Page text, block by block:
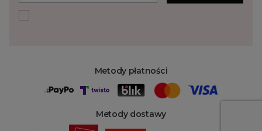
Metody płatności
Metody dostawy